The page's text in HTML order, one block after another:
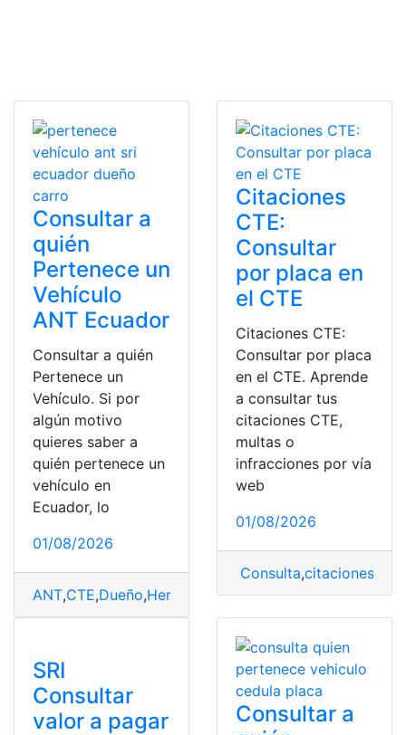
Consultar a
quién
Pertenece un
Vehículo
ANT Ecuador
Consultar a quién
Pertenece un
Vehículo. Si por
algún motivo
quieres saber a
quién pertenece un
vehículo en
Ecuador, lo
01/08/2026
ANT,CTE,Dueño,Herramientas Ecuador,vehículos
Citaciones
CTE:
Consultar
por placa en
el CTE
Citaciones CTE:
Consultar por placa
en el CTE. Aprende
a consultar tus
citaciones CTE,
multas o
infracciones por vía
web
01/08/2026
Consulta,citaciones
SRI
Consultar
valor a pagar
Consultar a